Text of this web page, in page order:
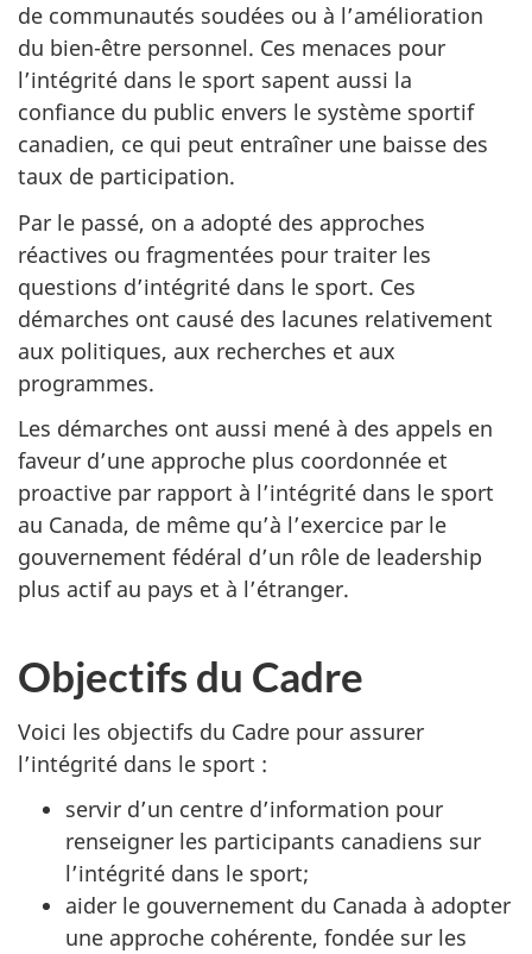
de communautés soudées ou à l’amélioration
du bien-être personnel. Ces menaces pour
l’intégrité dans le sport sapent aussi la
confiance du public envers le système sportif
canadien, ce qui peut entraîner une baisse des
taux de participation.
Par le passé, on a adopté des approches
réactives ou fragmentées pour traiter les
questions d’intégrité dans le sport. Ces
démarches ont causé des lacunes relativement
aux politiques, aux recherches et aux
programmes.
Les démarches ont aussi mené à des appels en
faveur d’une approche plus coordonnée et
proactive par rapport à l’intégrité dans le sport
au Canada, de même qu’à l’exercice par le
gouvernement fédéral d’un rôle de leadership
plus actif au pays et à l’étranger.
Objectifs du Cadre
Voici les objectifs du Cadre pour assurer
l’intégrité dans le sport :
servir d’un centre d’information pour
renseigner les participants canadiens sur
l’intégrité dans le sport;
aider le gouvernement du Canada à adopter
une approche cohérente, fondée sur les